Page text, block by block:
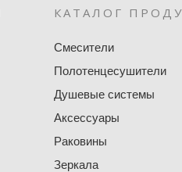
КАТАЛОГ
Смесители
Полотенцесушители
Душевые системы
Аксессуары
Раковины
Зеркала